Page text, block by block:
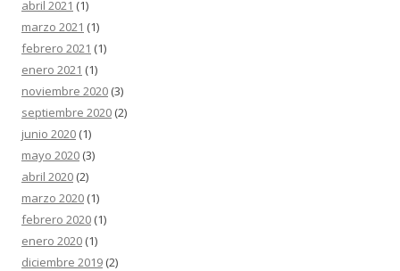
abril 2021 (1)
marzo 2021 (1)
febrero 2021 (1)
enero 2021 (1)
noviembre 2020 (3)
septiembre 2020 (2)
junio 2020 (1)
mayo 2020 (3)
abril 2020 (2)
marzo 2020 (1)
febrero 2020 (1)
enero 2020 (1)
diciembre 2019 (2)